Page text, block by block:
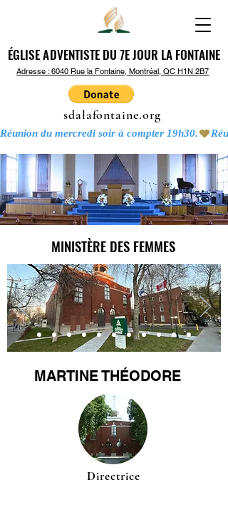
ÉGLISE ADVENTISTE DU 7E JOUR LA FONTAINE
ÉGLISE ADVENTISTE DU 7E JOUR LA FONTAINE
Adresse : 6040 Rue la Fontaine, Montréal, QC H1N 2B7
Réunion du mercredi soir à compter 19h30.
sdalafontaine.org
MINISTÈRE DES FEMMES
MINISTÈRE DES FEMMES
MARTINE THÉODORE
Directrice